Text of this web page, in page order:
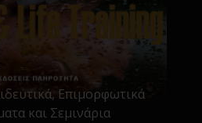
Επιμορφωτικά
και Σεμινάρια